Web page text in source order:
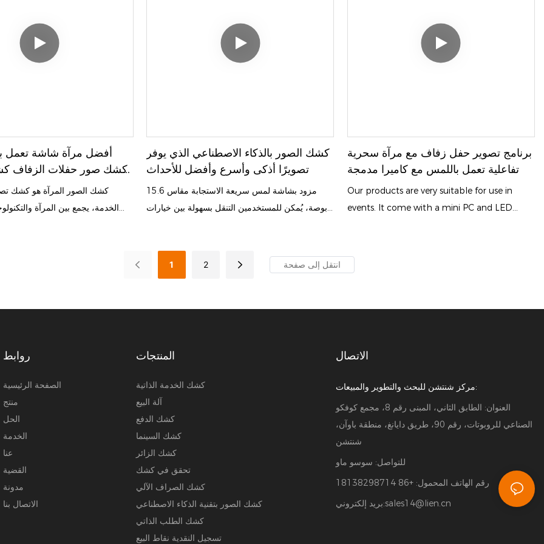
إضافية. كما أنها تُمثل نقطة محورية للديكور ومحطة
سريعة لتسجيل الصور ليتمكن الضيوف من الحصول
على مطبوعاتهم، مما يُعزز بسهولة أجواء التفاعل
أفضل مرآة شاشة تعمل
بوصة شاشة تعمل
كشك الصور المرآة هو كشك
الخدمة، يجمع بين المرآة
كشك الصور بالذكاء الاصطناعي الذي يوفر
تصويرًا أذكى وأسرع وأفضل للأحداث
مزود بشاشة لمس سريعة الاستجابة مقاس 15.6
بوصة، يُمكن للمستخدمين التنقل بسهولة بين خيارات
صورًا واضحة ونابضة بالحياة، بينما تُضفي حلقة الإضاءة
RGB المحيطة تأثيرات بصرية ديناميكية تُعزز الصور
برنامج تصوير حفل زفاف مع مرآة سحرية
تفاعلية تعمل باللمس مع كاميرا مدمجة
Our products are very suitable for use in
events. It come with a mini PC and LED
them on social media. Customer can use
their own camera or choose our webcam,
customer to choose: first one is self-
DSLRBOOTH. Many customers will buy our
resellers themselves, so that customers'
investment will be quickly rewarded
1 2
روابط
الصفحة الرئيسية
منتج
الحل
الخدمة
عنا
القضية
مدونة
الاتصال بنا
المنتجات
كشك الخدمة الذاتية
آلة البيع
كشك الدفع
كشك السينما
كشك الزائر
تحقق في كشك
كشك الصراف الآلي
كشك الصور بتقنية الذكاء الاصطناعي
كشك الطلب الذاتي
تسجيل النقدية نقاط البيع
الاتصال
مركز شنتشن للبحث والتطوير والمبيعات:
العنوان: الطابق الثاني، المبنى رقم 8، مجمع كوفكو
الصناعي للروبوتات، رقم 90، طريق دايانغ، منطقة باوآن،
شنتشن
للتواصل: سوسو ماو
رقم الهاتف المحمول: +86 18138298714
بريد إلكتروني:sales14@lien.cn